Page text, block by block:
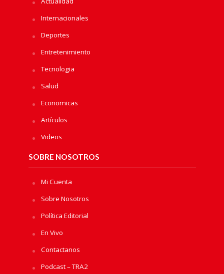
Internacionales
Deportes
Entretenimiento
Tecnologia
Salud
Economicas
Artículos
Videos
SOBRE NOSOTROS
Mi Cuenta
Sobre Nosotros
Política Editorial
En Vivo
Contactanos
Podcast – TRA2